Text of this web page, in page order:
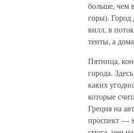
больше, чем
горы). Город
вилл, в
тенты, а
Пятница,
города.
каких
которые
Греция на
проспект —